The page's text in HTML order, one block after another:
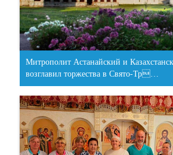
Митрополит Астанайский и
возглавил торжества в Свято-Тр…